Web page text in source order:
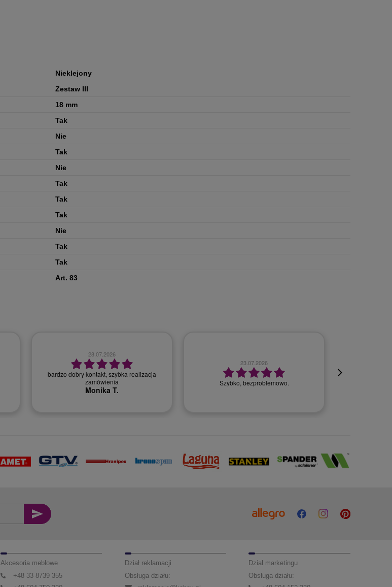
Nieklejony
Zestaw III
18 mm
Tak
Nie
Tak
Nie
Tak
Tak
Tak
Nie
Tak
Tak
Art. 83
28.07.2026
bardzo dobry kontakt, szybka realizacja
zamówienia
Monika T.
23.07.2026
Szybko, bezproblemowo.
Akcesoria meblowe
+48 33 8739 355
Dział reklamacji
Obsługa działu:
Dział marketingu
Obsługa działu: